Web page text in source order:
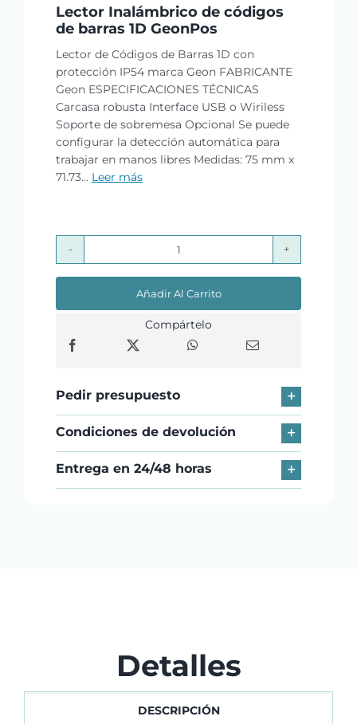
Lector Inalámbrico de códigos
de barras 1D GeonPos
Lector de Códigos de Barras 1D con
protección IP54 marca Geon FABRICANTE
Geon ESPECIFICACIONES TÉCNICAS
Carcasa robusta Interface USB o Wiriless
Soporte de sobremesa Opcional Se puede
configurar la detección automática para
trabajar en manos libres Medidas: 75 mm x
71.73... Leer más
Lector
Inalámbrico
de
códigos
de
GeonPos
cantidad
Añadir Al Carrito
Compártelo
Pedir presupuesto
Condiciones de devolución
Entrega en 24/48 horas
Detalles
DESCRIPCIÓN